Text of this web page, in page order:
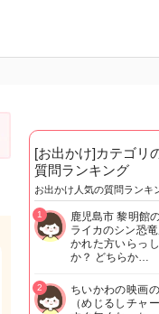
[お出かけ]カテゴリ
質問ランキング
お出かけ人気の質問ランキ
鹿児島市 黎明館
ライカのシン恐
かれた方いらっ
か？ どちらか…
1
ちいかわの映画
（めじるしチャ
2